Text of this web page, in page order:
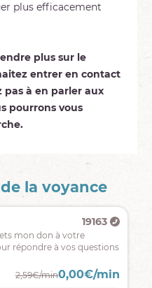
plus efficacement
plus sur le
entrer en contact
pas à en parler aux
pourrons vous
la voyance
19163
mon don à votre
répondre à vos questions
2,59€/min0,00€/min